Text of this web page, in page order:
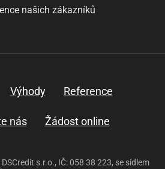
našich zákazníků
Výhody Reference
nás Žádost online
s.r.o., IČ: 058 38 223, se sídlem